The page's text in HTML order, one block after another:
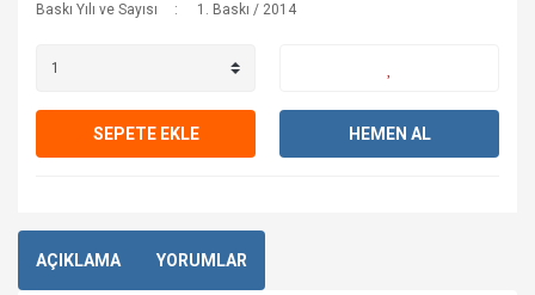
Baskı Yılı ve Sayısı
1. Baskı / 2014
SEPETE EKLE HEMEN AL
AÇIKLAMA YORUMLAR